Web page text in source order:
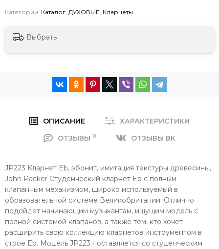
Категории: Каталог, ДУХОВЫЕ, Кларнеты
Выбрать
ОПИСАНИЕ
ХАРАКТЕРИСТИКИ
ОТЗЫВЫ 0 ОТЗЫВЫ ВК
JP223 Кларнет Eb, эбонит, имитация текстуры древесины,
John Packer Студенческий кларнет Eb с полным
клапанным механизмом, широко используемый в
образовательной системе Великобритании. Отлично
подойдет начинающим музыкантам, ищущим модель с
полной системой клапанов, а также тем, кто хочет
расширить свою коллекцию кларнетов инструментом в
строе Eb. Модель JP223 поставляется со студенческим